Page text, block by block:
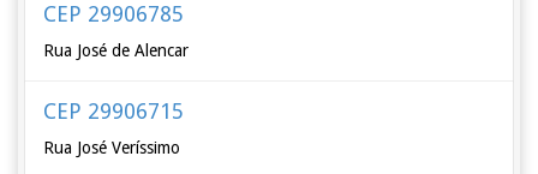
CEP 29906785
Rua José de Alencar
CEP 29906715
Rua José Veríssimo